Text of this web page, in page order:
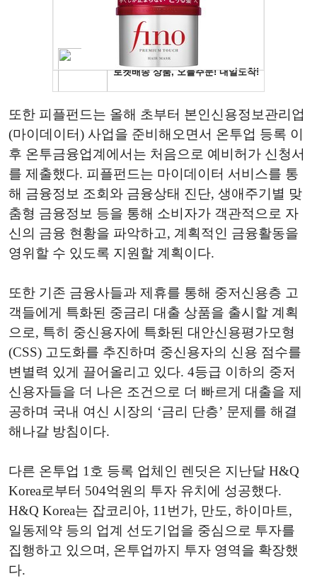
또한 피플펀드는 올해 초부터 본인신용정보관리업
(마이데이터) 사업을 준비해오면서 온투업 등록 이
후 온투금융업계에서는 처음으로 예비허가 신청서
를 제출했다. 피플펀드는 마이데이터 서비스를 통
해 금융정보 조회와 금융상태 진단, 생애주기별 맞
춤형 금융정보 등을 통해 소비자가 객관적으로 자
신의 금융 현황을 파악하고, 계획적인 금융활동을
영위할 수 있도록 지원할 계획이다.
또한 기존 금융사들과 제휴를 통해 중저신용층 고
객들에게 특화된 중금리 대출 상품을 출시할 계획
으로, 특히 중신용자에 특화된 대안신용평가모형
(CSS) 고도화를 추진하며 중신용자의 신용 점수를
변별력 있게 끌어올리고 있다. 4등급 이하의 중저
신용자들을 더 나은 조건으로 더 빠르게 대출을 제
공하며 국내 여신 시장의 ‘금리 단층’ 문제를 해결
해나갈 방침이다.
다른 온투업 1호 등록 업체인 렌딧은 지난달 H&Q
Korea로부터 504억원의 투자 유치에 성공했다.
H&Q Korea는 잡코리아, 11번가, 만도, 하이마트,
일동제약 등의 업계 선도기업을 중심으로 투자를
집행하고 있으며, 온투업까지 투자 영역을 확장했
다.